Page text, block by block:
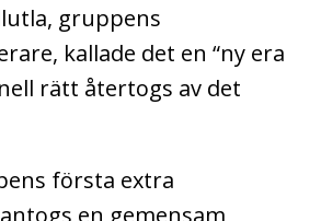
gruppens
kallade det en “ny era
rätt återtogs av det
första extra